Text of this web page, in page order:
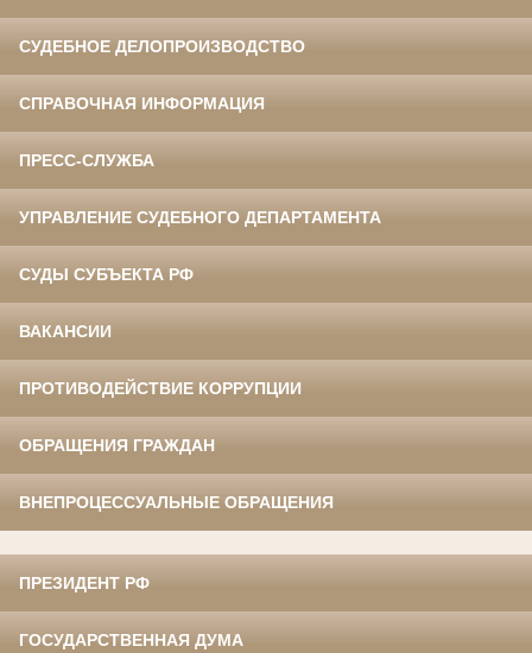
СУДЕБНОЕ ДЕЛОПРОИЗВОДСТВО
СПРАВОЧНАЯ ИНФОРМАЦИЯ
ПРЕСС-СЛУЖБА
УПРАВЛЕНИЕ СУДЕБНОГО ДЕПАРТАМЕНТА
СУДЫ СУБЪЕКТА РФ
ВАКАНСИИ
ПРОТИВОДЕЙСТВИЕ КОРРУПЦИИ
ОБРАЩЕНИЯ ГРАЖДАН
ВНЕПРОЦЕССУАЛЬНЫЕ ОБРАЩЕНИЯ
ПРЕЗИДЕНТ РФ
ГОСУДАРСТВЕННАЯ ДУМА